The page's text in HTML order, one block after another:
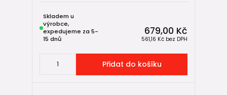
679,00 Kč
561,16 Kč bez DPH
Skladem u
výrobce,
expedujeme za 5-
15 dnů
Přidat do košíku